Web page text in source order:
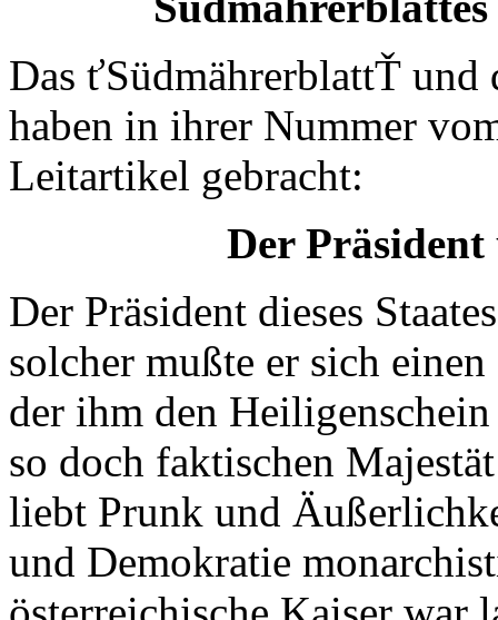
Das ťSüdmährerblattŤ
haben in ihrer Nummer
Leitartikel gebracht:
Der
Der Präsident dieses
solcher mußte er sich
der ihm den
so doch faktischen
liebt Prunk und
und Demokratie